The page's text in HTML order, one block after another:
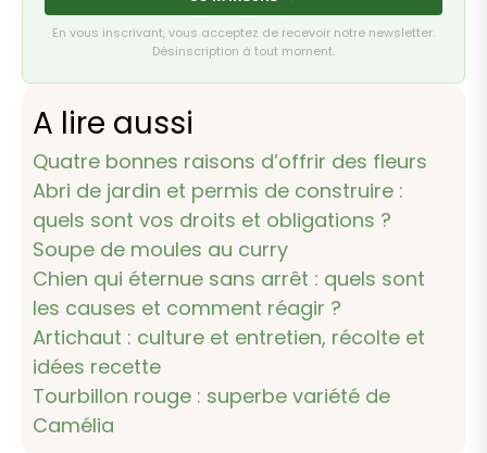
En vous inscrivant, vous acceptez de recevoir notre newsletter.
Désinscription à tout moment.
A lire aussi
Quatre bonnes raisons d’offrir des fleurs
Abri de jardin et permis de construire :
quels sont vos droits et obligations ?
Soupe de moules au curry
Chien qui éternue sans arrêt : quels sont
les causes et comment réagir ?
Artichaut : culture et entretien, récolte et
idées recette
Tourbillon rouge : superbe variété de
Camélia